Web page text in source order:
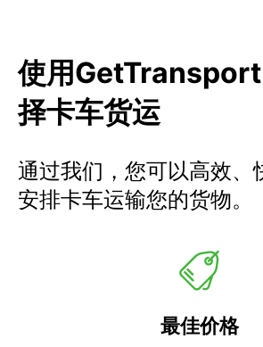
使用
择卡车货运
通过我们，您可以高效、
安排卡车运输您的货物。
最佳价格